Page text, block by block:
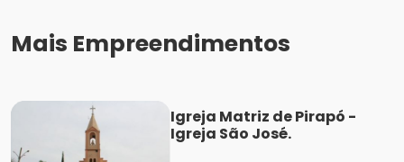
Mais Empreendimentos
Igreja Matriz de Pirapó -
Igreja São José.